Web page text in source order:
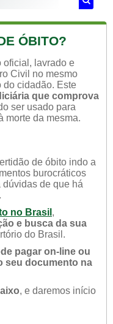
ÓBITO?
oficial, lavrado e
Civil no mesmo
do cidadão. Este
que comprova
ser usado para
morte da mesma.
de óbito indo a
burocráticos
de que há
no Brasil ,
e busca da sua
do Brasil.
pagar on-line ou
seu documento na
, e daremos início